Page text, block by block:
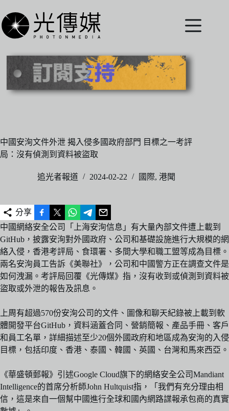
至
主
內
中國安洵文件外泄 揭入侵多國政府部門 目標之一考評
局：沒有偵測到資料被盜取
追光者報道 2024-02-22 國際, 港聞
分享
中國網絡安全公司「上海安洵信息」有大量內部文件遭上載到
GitHub，披露安洵對外國政府、公司和基礎設施進行大規模的網
絡入侵，香港考評局、食環署、多間大學和職工盟等成為目標。
兩名安洵員工告訴《美聯社》，公司和中國警方正在調查文件是
如何洩漏。考評局回覆《光傳媒》指，沒有收到或偵測到資料被
盜取或外泄的報告及訊息。
上周有超過570份安洵公司的文件、圖像和聊天紀錄被上載到軟
體開發平台GitHub，資料涵蓋合同、營銷簡報、產品手冊、客戶
和員工名單，詳細描述至少20個外國政府和地區成為安洵的入侵
目標，包括印度、香港、泰國、韓國、英國、台灣和馬來西亞。
《華盛頓郵報》引述Google Cloud旗下的網絡安全公司Mandiant
Intelligence的首席分析師John Hultquist指，「我們有充分理由相
信，這是來自一個幫中國進行全球和國內網路諜報承包商的真實